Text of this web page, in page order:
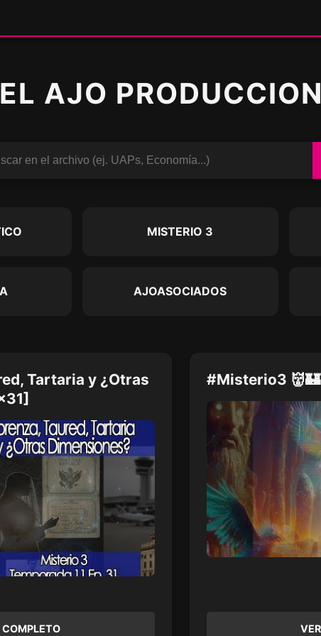
EL AJO
MISTERIO 3
AJOASOCIADOS
Tartaria y ¿Otras
#Misterio3